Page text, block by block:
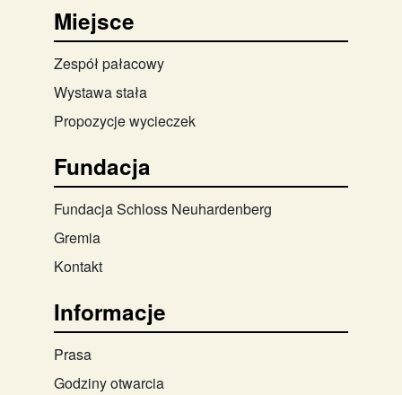
Miejsce
Zespół pałacowy
Wystawa stała
Propozycje wycieczek
Fundacja
Fundacja Schloss Neuhardenberg
Gremia
Kontakt
Informacje
Prasa
Godziny otwarcia